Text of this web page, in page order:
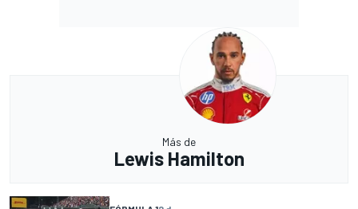
Más de
Lewis Hamilton